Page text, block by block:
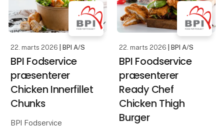
en varm, rund smørsmag
og en sprød
hurtig servering
BMO – bolle med ost. -
en dansk klassiker.
BMO mellemlagr
22. marts 2026 | BPI A/S
BPI Fodservice
præsenterer
Chicken Innerfillet
Chunks
BPI Fodservice
22. marts 2026 | BPI A/S
BPI Foodservice
præsenterer
Ready Chef
Chicken Thigh
Burger